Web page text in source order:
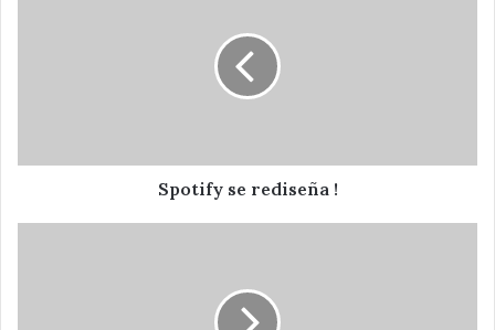
Spotify se rediseña !